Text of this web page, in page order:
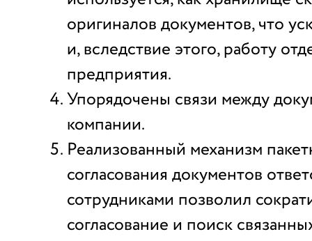
оригиналов документов, что
и, вследствие этого, работу
предприятия.
Упорядочены связи между
компании.
Реализованный механизм
согласования документов
сотрудниками позволил
согласование и поиск